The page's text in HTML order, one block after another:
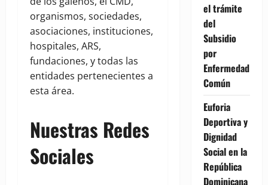
organismos, sociedades,
asociaciones, instituciones,
hospitales, ARS,
fundaciones, y todas las
entidades pertenecientes a
esta área.
Nuestras Redes
Sociales
el trámite
del
Subsidio
por
Enfermedad
Común
Euforia
Deportiva y
Dignidad
Social en la
República
Dominicana